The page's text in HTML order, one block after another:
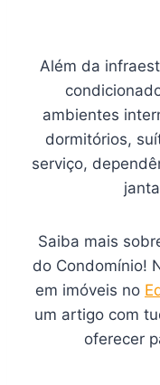
Além da
ambientes
dormitórios,
serviço,
Saiba mais
do Condomínio!
em imóveis no
um artigo com
oferecer